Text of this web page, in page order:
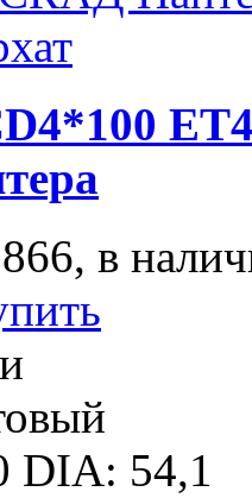
в
DIA: 54,1